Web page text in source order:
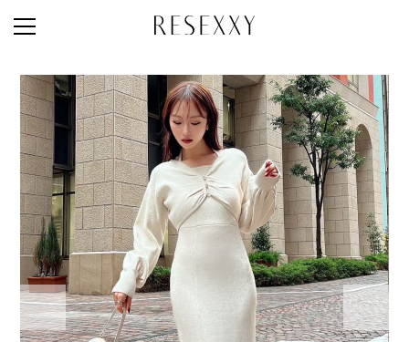
STAFF STYLE
NEWS
MAGAZINE
LOOK BOOK
NEW ARRIVAL
RANKING
STYLE PHOTO
ACCOUNT
SHOP LIST